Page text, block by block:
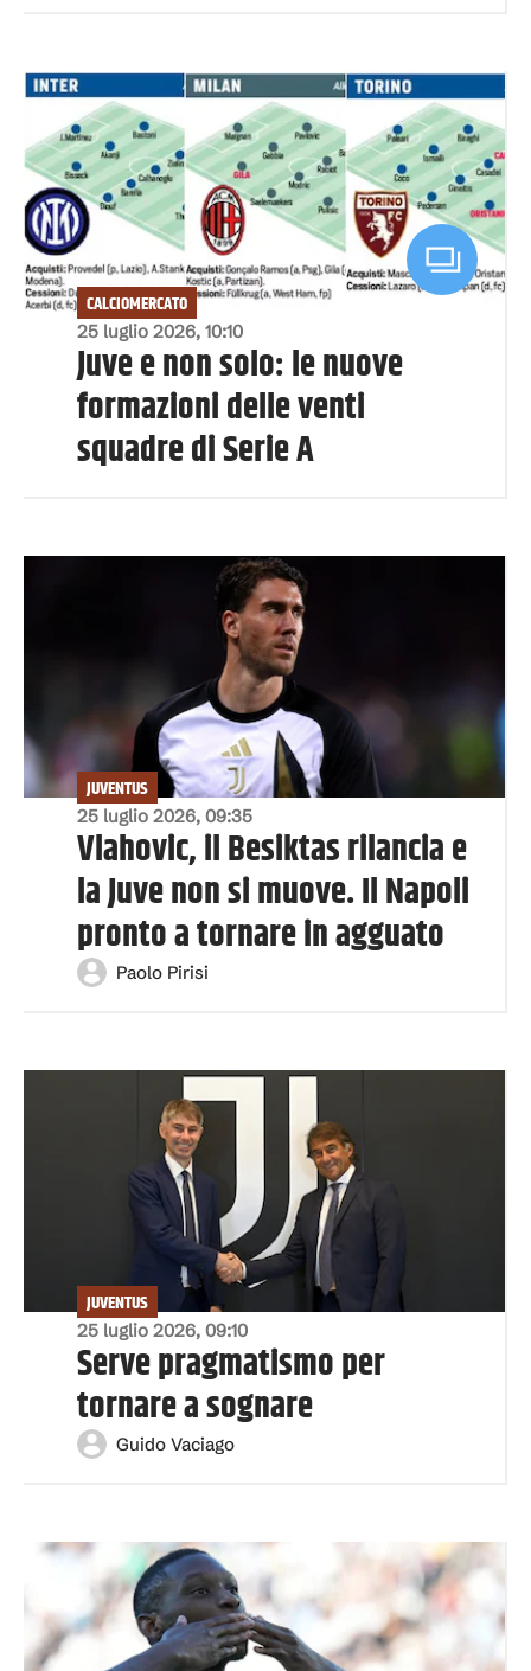
25 luglio 2026, 10:10
CALCIOMERCATO
Juve e non solo: le nuove
formazioni delle venti
squadre di Serie A
25 luglio 2026, 09:35
JUVENTUS
Vlahovic, il Besiktas rilancia e
la Juve non si muove. Il Napoli
pronto a tornare in agguato
Paolo Pirisi
25 luglio 2026, 09:10
JUVENTUS
Serve pragmatismo per
tornare a sognare
Guido Vaciago